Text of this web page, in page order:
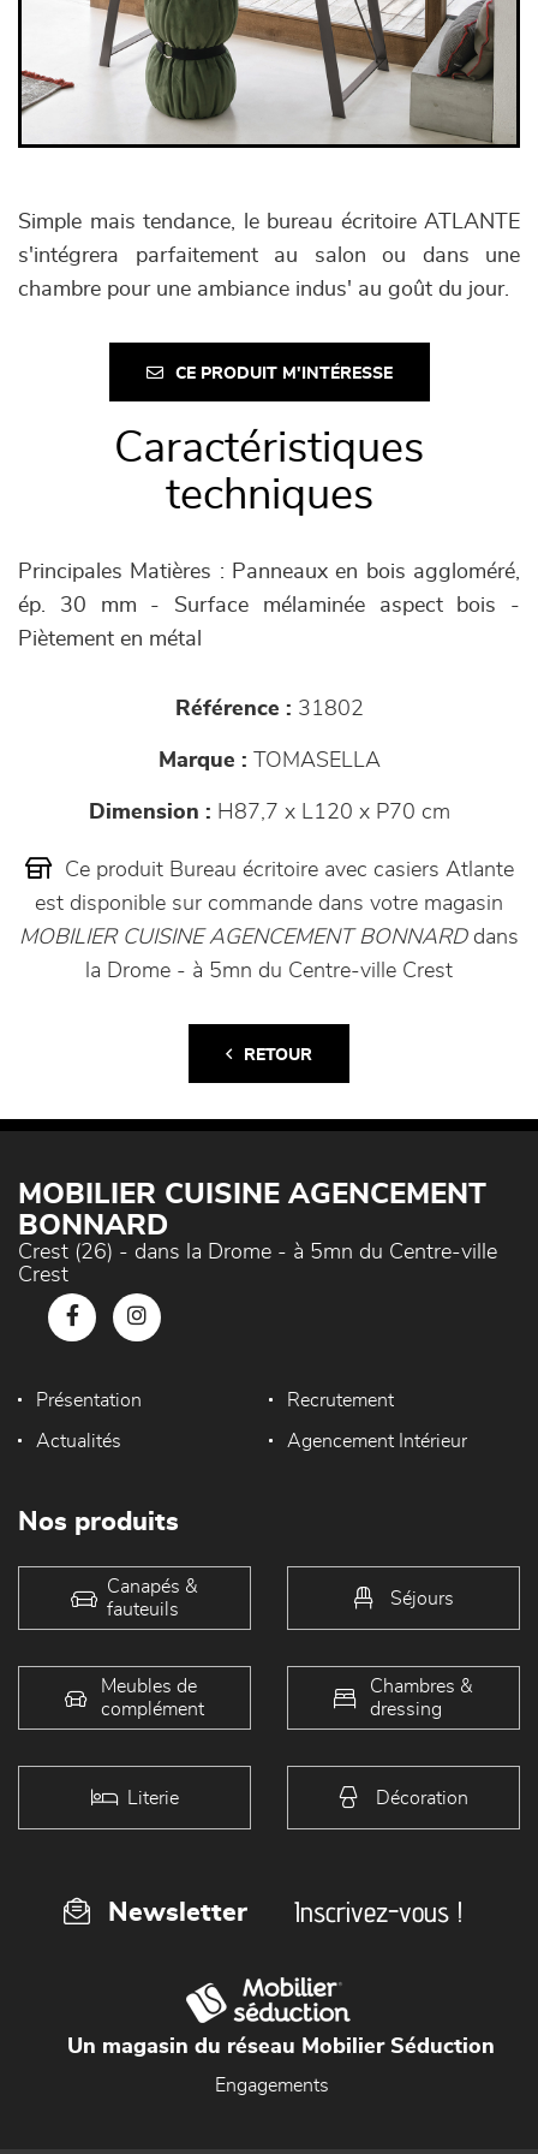
Simple mais tendance, le bureau écritoire ATLANTE
s'intégrera parfaitement au salon ou dans une
chambre pour une ambiance indus' au goût du jour.
CE PRODUIT M'INTÉRESSE
Caractéristiques
techniques
Principales Matières : Panneaux en bois aggloméré,
ép. 30 mm - Surface mélaminée aspect bois -
Piètement en métal
Référence : 31802
Marque : TOMASELLA
Dimension : H87,7 x L120 x P70 cm
Ce produit Bureau écritoire avec casiers Atlante
est disponible sur commande dans votre magasin
MOBILIER CUISINE AGENCEMENT BONNARDdans
la Drome - à 5mn du Centre-ville Crest
RETOUR
MOBILIER CUISINE AGENCEMENT
BONNARD
Crest (26) - dans la Drome - à 5mn du Centre-ville
Crest
Présentation Recrutement
Actualités Agencement Intérieur
Nos produits
Canapés &
fauteuils
Séjours
Meubles de
complément
Chambres &
dressing
Literie Décoration
Newsletter Inscrivez-vous !
Un magasin du réseau Mobilier Séduction
Engagements